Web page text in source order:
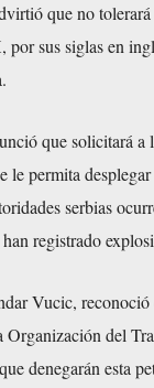
que no
sus siglas en
que solicitará
permita desplegar
serbias
registrado
Vucic,
Organización del
denegarán esta